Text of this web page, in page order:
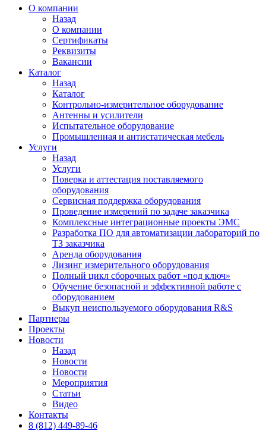
О компании
Назад
О компании
Сертификаты
Реквизиты
Вакансии
Каталог
Назад
Каталог
Контрольно-измерительное оборудование
Антенны и усилители
Испытательное оборудование
Промышленная и антистатическая мебель
Услуги
Назад
Услуги
Поверка и аттестация поставляемого
оборудования
Сервисная поддержка оборудования
Проведение измерений по задаче заказчика
Комплексные интеграционные проекты ЭМС
Разработка ПО для автоматизации лабораторий по
ТЗ заказчика
Аренда оборудования
Лизинг измерительного оборудования
Полный цикл сборочных работ «под ключ»
Обучение безопасной и эффективной работе с
оборудованием
Выкуп неиспользуемого оборудования R&S
Партнеры
Проекты
Новости
Назад
Новости
Новости
Мероприятия
Статьи
Видео
Контакты
8 (812) 449-89-46